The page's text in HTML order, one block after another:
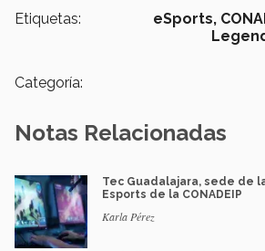
Etiquetas: eSports,
Categoría:
Notas Relacionadas
Tec Guadalajara, sede de
Esports de la CONADEIP
Karla Pérez